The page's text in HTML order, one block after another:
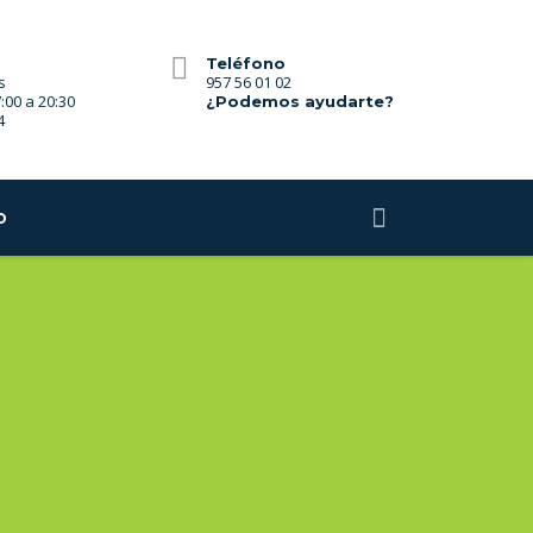
a 20:30
Teléfono
957 56 01 02
¿Podemos ayudarte?